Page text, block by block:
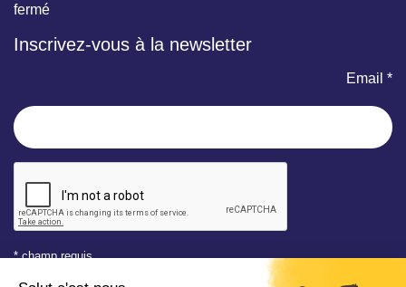
fermé
Inscrivez-vous à la newsletter
Email *
* champ requis